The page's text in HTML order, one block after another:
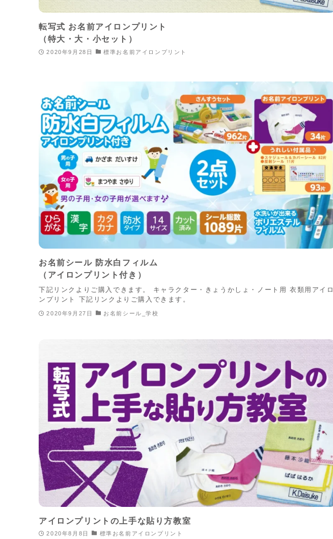
転写式 お名前アイロンプリント
（特大・大・小セット）
2020年9月28日 標準お名前アイロンプリント
お名前シール 防水白フィルム
（アイロンプリント付き）
下記リンクよりご購入できます。 キャラクター・きょうかしょ・ノート用 衣類用アイロ
ンプリント 下記リンクよりご購入できます。
2020年9月27日 お名前シール_学校
アイロンプリントの上手な貼り方教室
2020年8月8日 標準お名前アイロンプリント